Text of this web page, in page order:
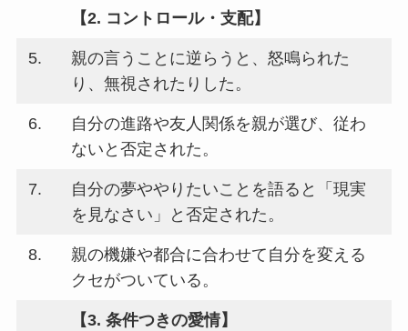
【2. コントロール・支配】
5.
親の言うことに逆らうと、怒鳴られた
り、無視されたりした。
6.
自分の進路や友人関係を親が選び、従わ
ないと否定された。
7.
自分の夢ややりたいことを語ると「現実
を見なさい」と否定された。
8.
親の機嫌や都合に合わせて自分を変える
クセがついている。
【3. 条件つきの愛情】